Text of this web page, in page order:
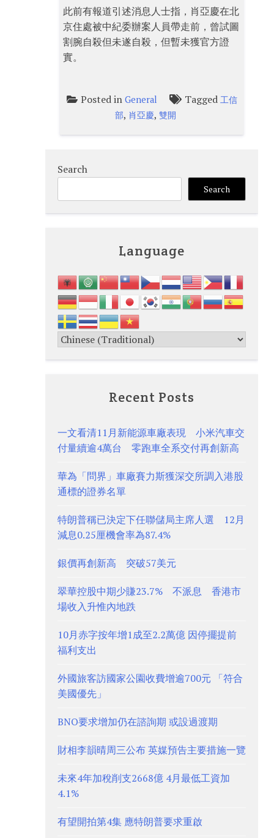
此前有報道引述消息人士指，肖亞慶在北
京住處被中紀委辦案人員帶走前，曾試圖
割腕自殺但未遂自殺，但暫未獲官方證
實。
Posted in General Tagged 工信
部, 肖亞慶,雙開
Search
Search
Language
Recent Posts
一文看清11月新能源車廠表現 小米汽車交
付量續逾4萬台 零跑車全系交付再創新高
華為「問界」車廠賽力斯獲深交所調入港股
通標的證券名單
特朗普稱已決定下任聯儲局主席人選 12月
減息0.25厘機會率為87.4%
銀價再創新高 突破57美元
翠華控股中期少賺23.7% 不派息 香港市
場收入升惟內地跌
10月赤字按年增1成至2.2萬億 因停擺提前
福利支出
外國旅客訪國家公園收費增逾700元 「符合
美國優先」
BNO要求增加仍在諮詢期 或設過渡期
財相李韻晴周三公布 英媒預告主要措施一覽
未來4年加稅削支2668億 4月最低工資加
4.1%
有望開拍第4集 應特朗普要求重啟